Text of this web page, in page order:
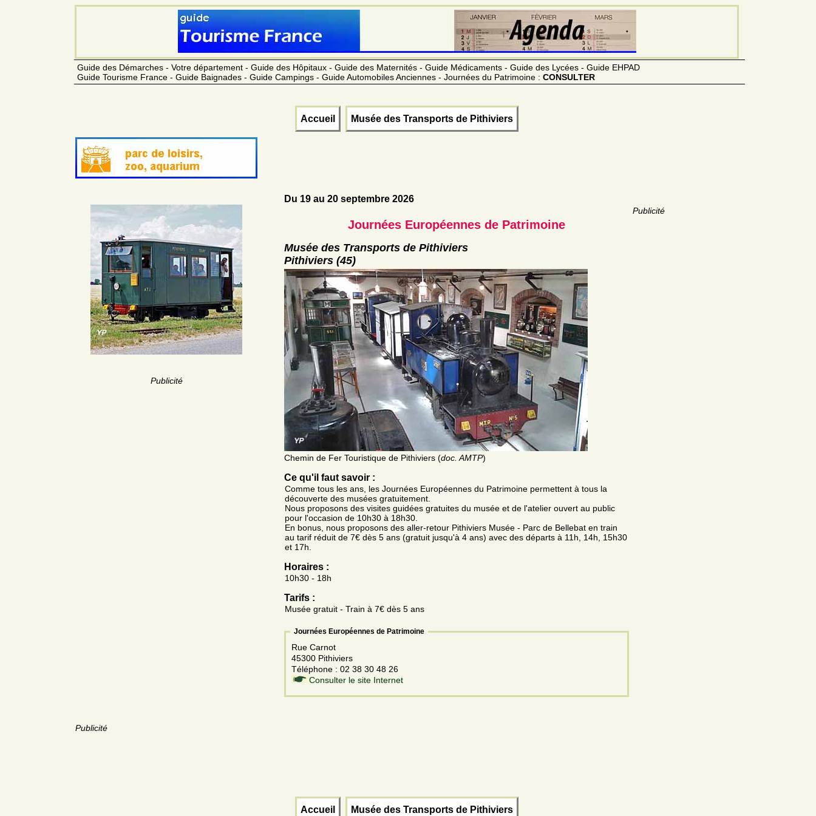
Guide des Démarches - Votre département - Guide des Hôpitaux - Guide des Maternités - Guide Médicaments - Guide des Lycées - Guide EHPAD
Guide Tourisme France - Guide Baignades - Guide Campings - Guide Automobiles Anciennes - Journées du Patrimoine : CONSULTER
Accueil Musée des Transports de Pithiviers
Publicité
Publicité
Du 19 au 20 septembre 2026
Journées Européennes de Patrimoine
Musée des Transports de Pithiviers
Pithiviers (45)
Chemin de Fer Touristique de Pithiviers (doc. AMTP)
Ce qu'il faut savoir :
Comme tous les ans, les Journées Européennes du Patrimoine permettent à tous la
découverte des musées gratuitement.
Nous proposons des visites guidées gratuites du musée et de l'atelier ouvert au public
pour l'occasion de 10h30 à 18h30.
En bonus, nous proposons des aller-retour Pithiviers Musée - Parc de Bellebat en train
au tarif réduit de 7€ dès 5 ans (gratuit jusqu'à 4 ans) avec des départs à 11h, 14h, 15h30
et 17h.
Horaires :
10h30 - 18h
Tarifs :
Musée gratuit - Train à 7€ dès 5 ans
Journées Européennes de Patrimoine
Rue Carnot
45300 Pithiviers
Téléphone : 02 38 30 48 26
Consulter le site Internet
Publicité
Accueil Musée des Transports de Pithiviers